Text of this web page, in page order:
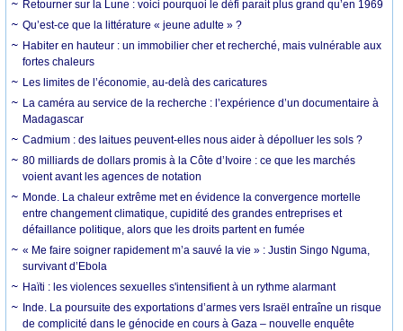
Retourner sur la Lune : voici pourquoi le défi parait plus grand qu’en 1969
Qu’est-ce que la littérature « jeune adulte » ?
Habiter en hauteur : un immobilier cher et recherché, mais vulnérable aux
fortes chaleurs
Les limites de l’économie, au-delà des caricatures
La caméra au service de la recherche : l’expérience d’un documentaire à
Madagascar
Cadmium : des laitues peuvent-elles nous aider à dépolluer les sols ?
80 milliards de dollars promis à la Côte d’Ivoire : ce que les marchés
voient avant les agences de notation
Monde. La chaleur extrême met en évidence la convergence mortelle
entre changement climatique, cupidité des grandes entreprises et
défaillance politique, alors que les droits partent en fumée
« Me faire soigner rapidement m’a sauvé la vie » : Justin Singo Nguma,
survivant d’Ebola
Haïti : les violences sexuelles s'intensifient à un rythme alarmant
Inde. La poursuite des exportations d’armes vers Israël entraîne un risque
de complicité dans le génocide en cours à Gaza – nouvelle enquête